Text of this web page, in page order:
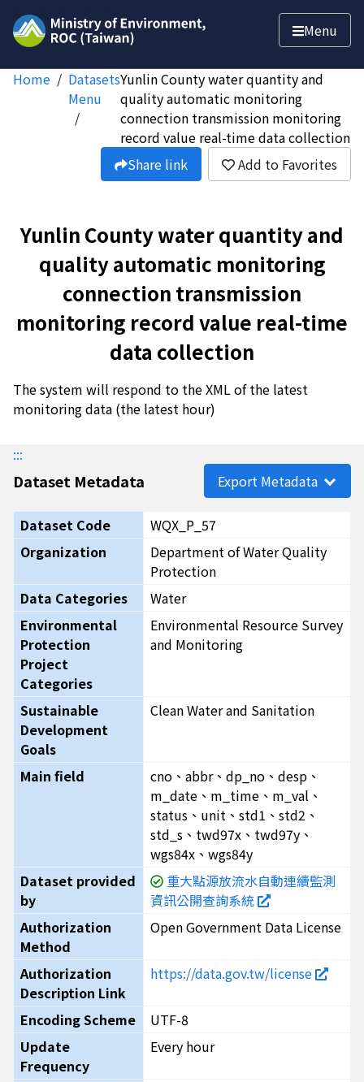
Menu
Home
Datasets
Menu
Yunlin County water quantity and
quality automatic monitoring
connection transmission monitoring
record value real-time data collection
Share link
Add to Favorites
Yunlin County water quantity and
quality automatic monitoring
connection transmission
monitoring record value real-time
data collection
The system will respond to the XML of the latest
monitoring data (the latest hour)
:::
Dataset Metadata Export Metadata
Dataset Code
WQX_P_57
Organization
Department of Water Quality
Protection
Data Categories
Water
Environmental
Protection
Project
Categories
Environmental Resource Survey
and Monitoring
Sustainable
Development
Goals
Clean Water and Sanitation
Main field
cno、abbr、dp_no、desp、
m_date、m_time、m_val、
status、unit、std1、std2、
std_s、twd97x、twd97y、
wgs84x、wgs84y
Dataset provided
by
重大點源放流水自動連續監測
資訊公開查詢系統
Authorization
Method
Open Government Data License
Authorization
Description Link
https://data.gov.tw/license
Encoding Scheme
UTF-8
Update
Frequency
Every hour